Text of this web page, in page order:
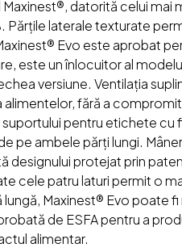
datorită celui mai
Părțile laterale texturate
Evo este aprobat
este un înlocuitor al
versiune. Ventilația
alimentelor, fără a
pentru etichete cu
pe ambele părți lungi.
designului protejat prin
cele patru laturi permit o
Maxinest® Evo poate
de ESFA pentru a
alimentar.